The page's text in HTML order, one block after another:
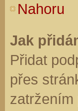
Nahoru
Jak
Přidat
přes
zatržením